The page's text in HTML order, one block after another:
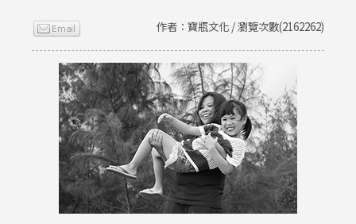
作者：寶瓶文化 / 瀏覽次數(2162262)